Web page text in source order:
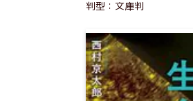
判型：文庫判